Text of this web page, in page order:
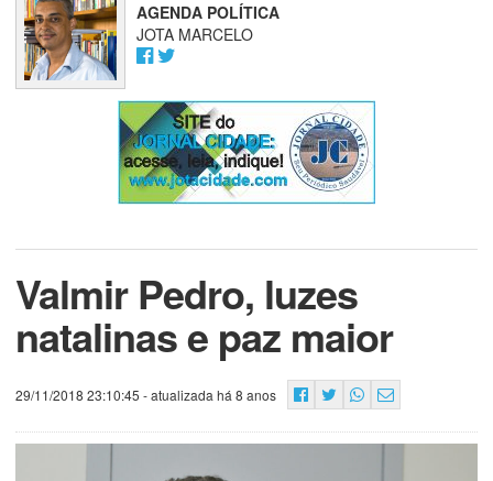
AGENDA POLÍTICA
JOTA MARCELO
Valmir Pedro, luzes
natalinas e paz maior
29/11/2018 23:10:45 - atualizada há 8 anos